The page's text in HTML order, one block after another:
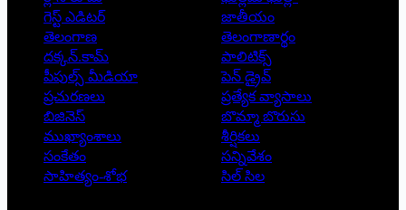
గెస్ట్ ఎడిటర్
జాతీయం
తెలంగాణ
తెలంగాణార్థం
దక్కన్.కామ్
పాలిటిక్స్
పీపుల్స్ ‌మీడియా
పెన్ డ్రైవ్
ప్రచురణలు
ప్రత్యేక వ్యాసాలు
బిజినెస్
బొమ్మా బొరుసు
ముఖ్యాంశాలు
శీర్షికలు
సంకేతం
సన్నివేశం
సాహిత్యం-శోభ
సిల్ సిల